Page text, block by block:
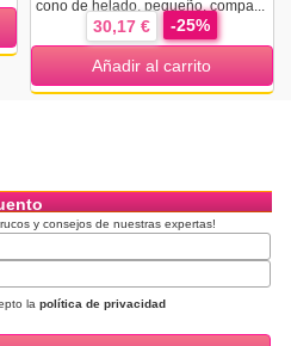
cono de helado, pequeño, compa...
30,17 € -25%
Añadir al carrito
y consejos de nuestras expertas!
la política de privacidad